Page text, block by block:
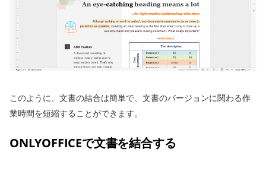
このように、文書の結合は簡単で、文書のバージョンに関わる作
業時間を短縮することができます。
ONLYOFFICEで文書を結合する